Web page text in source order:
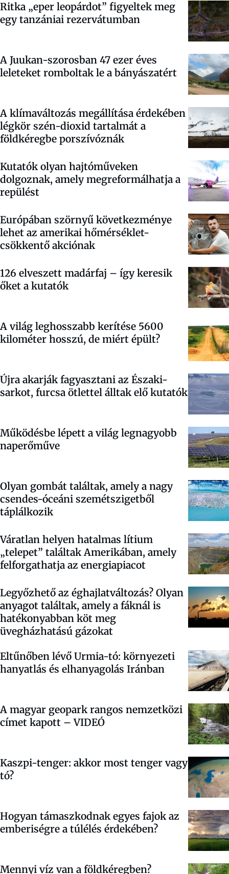
Ritka „eper leopárdot” figyeltek meg
egy tanzániai rezervátumban
A Juukan-szorosban 47 ezer éves
leleteket romboltak le a bányászatért
A klímaváltozás megállítása érdekében
légkör szén-dioxid tartalmát a
földkéregbe porszívóznák
Kutatók olyan hajtóműveken
dolgoznak, amely megreformálhatja a
repülést
Európában szörnyű következménye
lehet az amerikai hőmérséklet-
csökkentő akciónak
126 elveszett madárfaj – így keresik
őket a kutatók
A világ leghosszabb kerítése 5600
kilométer hosszú, de miért épült?
Újra akarják fagyasztani az Északi-
sarkot, furcsa ötlettel álltak elő kutatók
Működésbe lépett a világ legnagyobb
naperőműve
Olyan gombát találtak, amely a nagy
csendes-óceáni szemétszigetből
táplálkozik
Váratlan helyen hatalmas lítium
„telepet” találtak Amerikában, amely
felforgathatja az energiapiacot
Legyőzhető az éghajlatváltozás? Olyan
anyagot találtak, amely a fáknál is
hatékonyabban köt meg
üvegházhatású gázokat
Eltűnőben lévő Urmia-tó: környezeti
hanyatlás és elhanyagolás Iránban
A magyar geopark rangos nemzetközi
címet kapott – VIDEÓ
Kaszpi-tenger: akkor most tenger vagy
tó?
Hogyan támaszkodnak egyes fajok az
emberiségre a túlélés érdekében?
Mennyi víz van a földkéregben?